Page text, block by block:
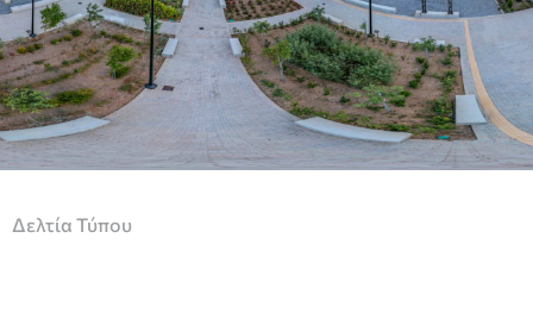
Δελτία Τύπου